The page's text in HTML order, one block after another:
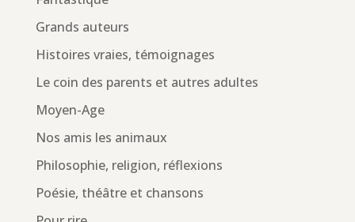
Grands auteurs
Histoires vraies, témoignages
Le coin des parents et autres adultes
Moyen-Age
Nos amis les animaux
Philosophie, religion, réflexions
Poésie, théâtre et chansons